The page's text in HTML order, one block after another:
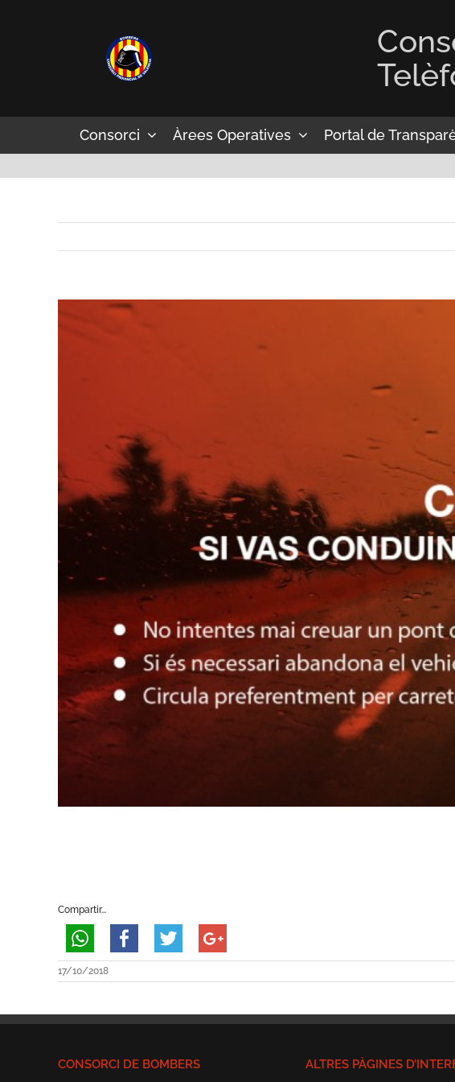
Consorci Àrees Operatives Portal de
Compartir...
17/10/2018
CONSORCI DE BOMBERS ALTRES PÀGINES